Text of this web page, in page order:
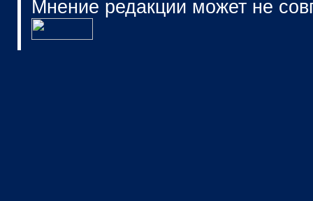
Мнение редакции может не